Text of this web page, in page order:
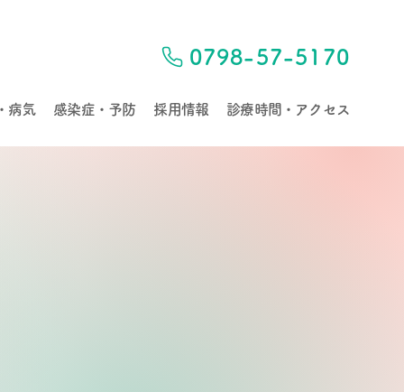
0798-57-5170
病気 感染症・予防 採用情報 診療時間・アクセス